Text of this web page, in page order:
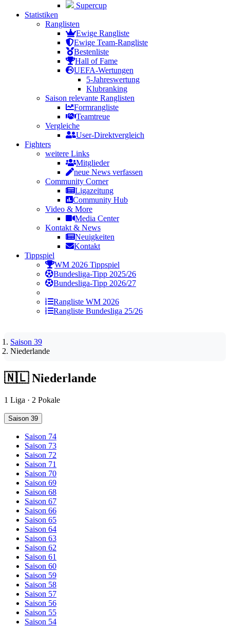
Supercup
Statistiken
Ranglisten
Ewige Rangliste
Ewige Team-Rangliste
Bestenliste
Hall of Fame
UEFA-Wertungen
5-Jahreswertung
Klubranking
Saison relevante Ranglisten
Formrangliste
Teamtreue
Vergleiche
User-Direktvergleich
Fighters
weitere Links
Mitglieder
neue News verfassen
Community Corner
Ligazeitung
Community Hub
Video & More
Media Center
Kontakt & News
Neuigkeiten
Kontakt
Tippspiel
WM 2026 Tippspiel
Bundesliga-Tipp 2025/26
Bundesliga-Tipp 2026/27
Rangliste WM 2026
Rangliste Bundesliga 25/26
Saison 39
Niederlande
🇳🇱 Niederlande
1 Liga · 2 Pokale
Saison 39
Saison 74
Saison 73
Saison 72
Saison 71
Saison 70
Saison 69
Saison 68
Saison 67
Saison 66
Saison 65
Saison 64
Saison 63
Saison 62
Saison 61
Saison 60
Saison 59
Saison 58
Saison 57
Saison 56
Saison 55
Saison 54